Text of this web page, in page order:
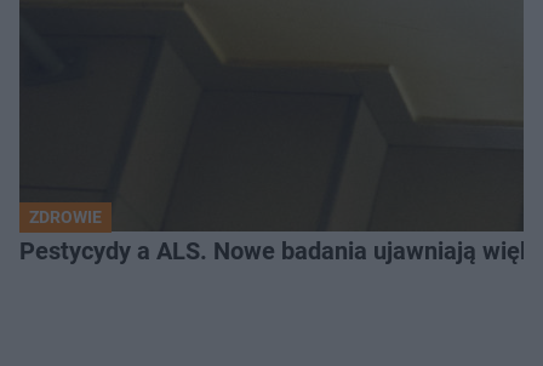
ZDROWIE
Pestycydy a ALS. Nowe badania ujawniają